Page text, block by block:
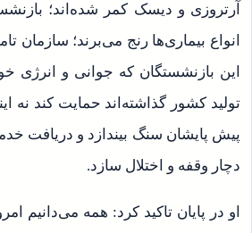
آرتروزی و دیسک کمر شده‌اند؛
انواع بیماری‌ها رنج می‌برند؛ سازمان
این بازنشستگان که جوانی و انرژی
تولید کشور گذاشته‌اند حمایت کند نه
پیش پایشان سنگ بیندازد و دریافت
دچار وقفه و اختلال سازد.
او در پایان تاکید کرد: همه می‌دانیم